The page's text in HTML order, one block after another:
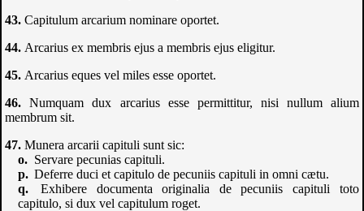
Capitulum arcarium nominare oportet.
Arcarius ex membris ejus a membris ejus eligitur.
Arcarius eques vel miles esse oportet.
Numquam dux arcarius esse permittitur, nisi nullum alium
membrum sit.
Munera arcarii capituli sunt sic:
Servare pecunias capituli.
Deferre duci et capitulo de pecuniis capituli in omni cætu.
Exhibere documenta originalia de pecuniis capituli toto
capitulo, si dux vel capitulum roget.